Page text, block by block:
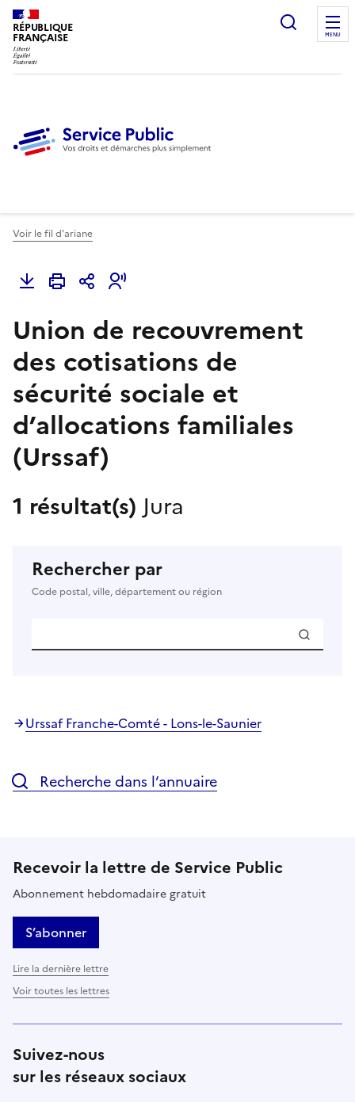
RÉPUBLIQUE
FRANÇAISE
Ouvrir
MENU
Voir le fil d'ariane
Union de recouvrement
des cotisations de
sécurité sociale et
d’allocations familiales
(Urssaf)
1 résultat(s) Jura
Rechercher par
Code postal, ville, département ou région
Urssaf Franche-Comté - Lons-le-Saunier
Recherche dans l’annuaire
Recevoir la lettre de Service Public
Abonnement hebdomadaire gratuit
S’abonner
Lire la dernière lettre
Voir toutes les lettres
Suivez-nous
sur les réseaux sociaux